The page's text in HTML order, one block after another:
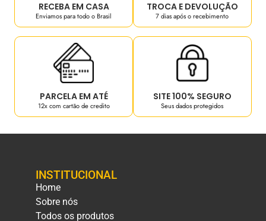
RECEBA EM CASA
Enviamos para todo o Brasil
TROCA E DEVOLUÇÃO
7 dias após o recebimento
PARCELA EM ATÉ
12x com cartão de credito
SITE 100% SEGURO
Seus dados protegidos
INSTITUCIONAL
Home
Sobre nós
Todos os produtos